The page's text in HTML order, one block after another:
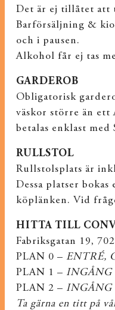
Det är ej tillåtet att
Barförsäljning &
och i pausen.
Alkohol får ej tas
GARDEROB
Obligatorisk
väskor större än ett
betalas enklast med
RULLSTOL
Rullstolsplats är
Dessa platser
köplänken. Vid
HITTA TILL
Fabriksgatan 19,
PLAN 0 – ENTRÉ,
PLAN 1 – INGÅNG
PLAN 2 – INGÅNG
Ta gärna en titt på